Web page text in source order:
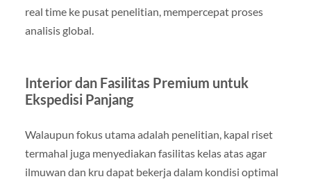
real time ke pusat penelitian, mempercepat proses
analisis global.
Interior dan Fasilitas Premium untuk
Ekspedisi Panjang
Walaupun fokus utama adalah penelitian, kapal riset
termahal juga menyediakan fasilitas kelas atas agar
ilmuwan dan kru dapat bekerja dalam kondisi optimal